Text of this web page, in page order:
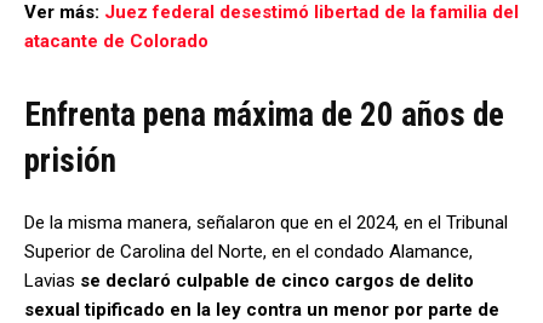
Ver más: Juez federal desestimó libertad de la familia del
atacante de Colorado
Enfrenta pena máxima de 20 años de
prisión
De la misma manera, señalaron que en el 2024, en el Tribunal
Superior de Carolina del Norte, en el condado Alamance,
Lavias se declaró culpable de cinco cargos de delito
sexual tipificado en la ley contra un menor por parte de